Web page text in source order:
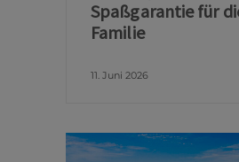
Spaßgarantie für
Familie
11. Juni 2026